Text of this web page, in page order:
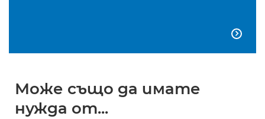

Може също да имате
нужда от...